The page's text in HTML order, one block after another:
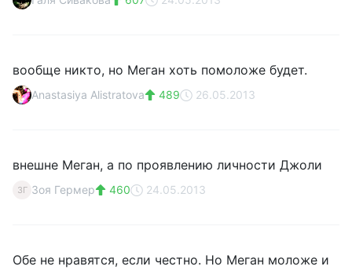
вообще никто, но Меган хоть помоложе будет.
Anastasiya Alistratova 489 26.05.2013
внешне Меган, а по проявлению личности Джоли
ЗГ Зоя Гермер 460 24.05.2013
Обе не нравятся, если честно. Но Меган моложе и